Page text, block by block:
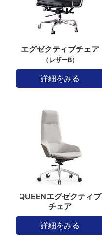
エグゼクティブチェア
（レザーB）
詳細をみる
QUEENエグゼクティブ
チェア
詳細をみる